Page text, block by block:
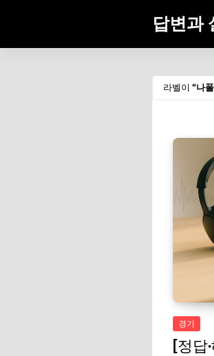
답변과
라벨이 나폴
경기
[정답